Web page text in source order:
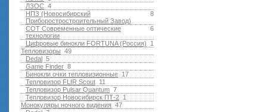
4
ЛЗОС
8
НПЗ (Новосибирский
Приборостростроительный Завод)
6
СОТ Современные оптические
технологии
1
Цифровые бинокли FORTUNA (Россия)
49
Тепловизоры
5
Dedal
8
Game Finder
17
Бинокли очки тепловизионные
11
Тепловизор FLIR Scout
7
Тепловизор Pulsar Quantum
1
Тепловизор Новосибирск ПТ-2
47
Монокуляры ночного видения